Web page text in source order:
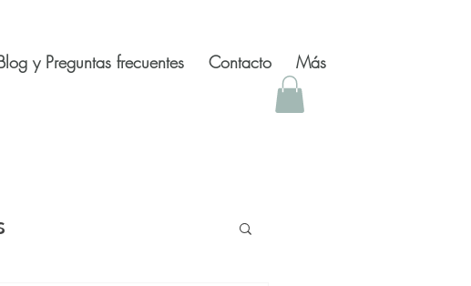
y Preguntas frecuentes Contacto Más